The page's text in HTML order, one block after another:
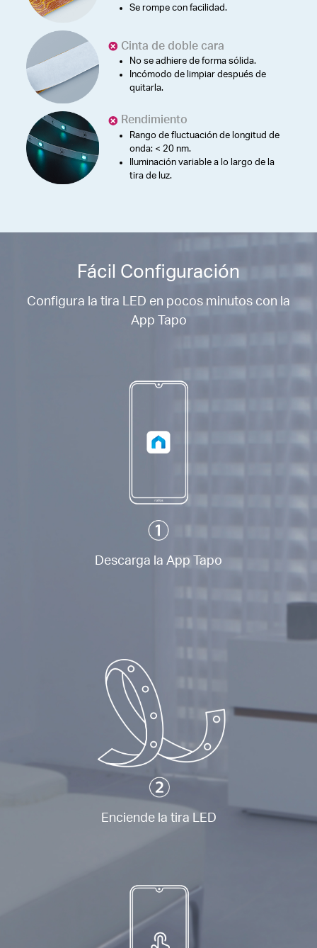
Se rompe con facilidad.
Cinta de doble cara
No se adhiere de forma sólida.
Incómodo de limpiar después de
quitarla.
Rendimiento
Rango de fluctuación de longitud de
onda: < 20 nm.
Iluminación variable a lo largo de la
tira de luz.
Fácil Configuración
Configura la tira LED en pocos minutos con la
App Tapo
Descarga la App Tapo
Enciende la tira LED